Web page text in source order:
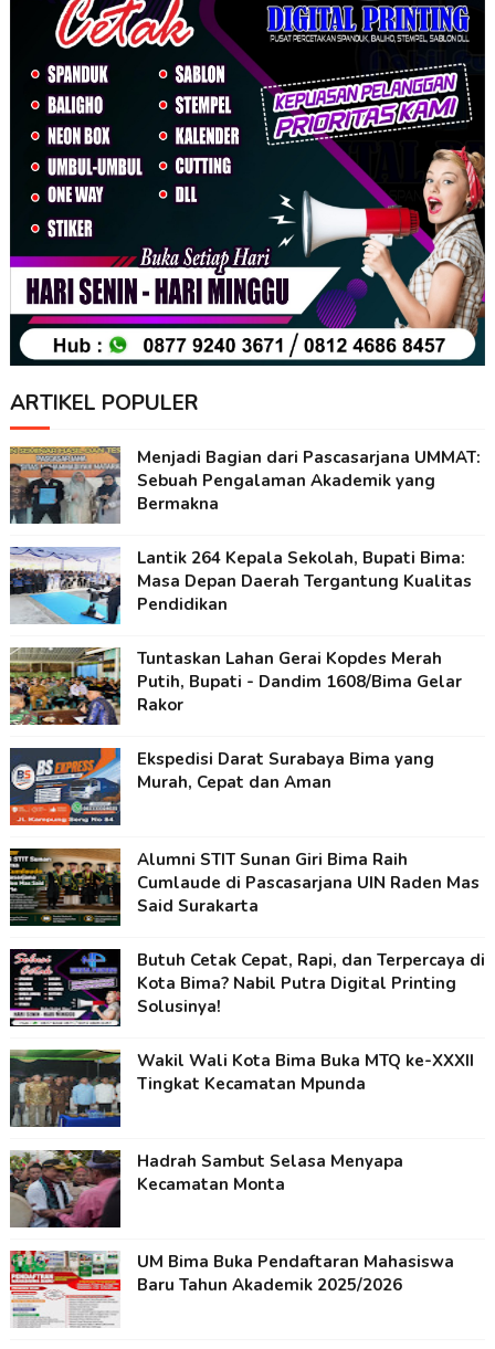
ARTIKEL POPULER
Menjadi Bagian dari Pascasarjana UMMAT:
Sebuah Pengalaman Akademik yang
Bermakna
Lantik 264 Kepala Sekolah, Bupati Bima:
Masa Depan Daerah Tergantung Kualitas
Pendidikan
Tuntaskan Lahan Gerai Kopdes Merah
Putih, Bupati - Dandim 1608/Bima Gelar
Rakor
Ekspedisi Darat Surabaya Bima yang
Murah, Cepat dan Aman
Alumni STIT Sunan Giri Bima Raih
Cumlaude di Pascasarjana UIN Raden Mas
Said Surakarta
Butuh Cetak Cepat, Rapi, dan Terpercaya di
Kota Bima? Nabil Putra Digital Printing
Solusinya!
Wakil Wali Kota Bima Buka MTQ ke-XXXII
Tingkat Kecamatan Mpunda
Hadrah Sambut Selasa Menyapa
Kecamatan Monta
UM Bima Buka Pendaftaran Mahasiswa
Baru Tahun Akademik 2025/2026